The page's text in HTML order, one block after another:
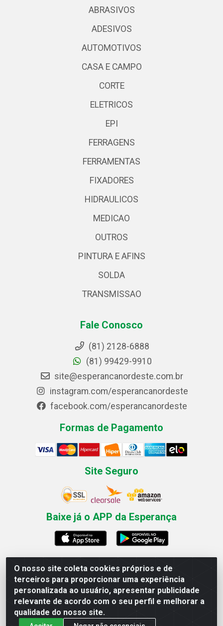
O nosso site coleta cookies próprios e de
terceiros para proporcionar uma experiência
personalizada ao usuário, apresentar publicidade
relevante de acordo com o seu perfil e melhorar a
qualidade do nosso site.
ABRASIVOS
ADESIVOS
AUTOMOTIVOS
CASA E CAMPO
CORTE
ELETRICOS
EPI
FERRAGENS
FERRAMENTAS
FIXADORES
HIDRAULICOS
MEDICAO
OUTROS
PINTURA E AFINS
SOLDA
TRANSMISSAO
Fale Conosco
(81) 2128-6888
(81) 99429-9910
site@esperancanordeste.com.br
instagram.com/esperancanordeste
facebook.com/esperancanordeste
Formas de Pagamento
Site Seguro
Baixe já o APP da Esperança
Esperança Nordeste - Rua Professor Caldas Filho, 291 -
Estância - Recife / PE CEP: 50771-335 - CNPJ
03.666.136/0001-23